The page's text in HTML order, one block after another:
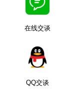
在线交谈
QQ交谈